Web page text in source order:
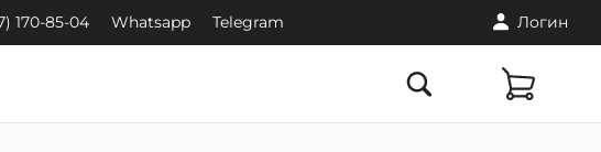
170-85-04 Whatsapp Telegram Логин